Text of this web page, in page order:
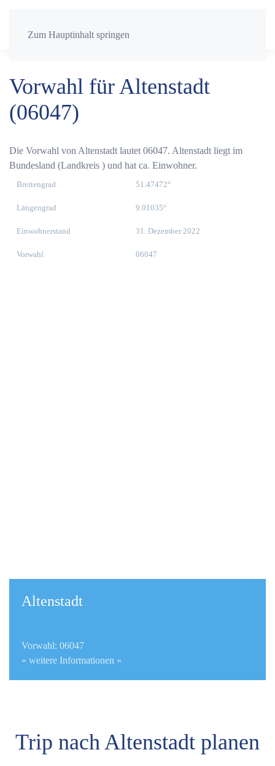
Zum Hauptinhalt springen
Vorwahl für Altenstadt
(06047)
Die Vorwahl von Altenstadt lautet 06047. Altenstadt liegt im
Bundesland (Landkreis ) und hat ca. Einwohner.
Breitengrad 51.47472°
Längengrad 9.01035°
Einwohnerstand 31. Dezember 2022
Vorwahl 06047
Altenstadt
Vorwahl: 06047
» weitere Informationen «
Trip nach Altenstadt planen